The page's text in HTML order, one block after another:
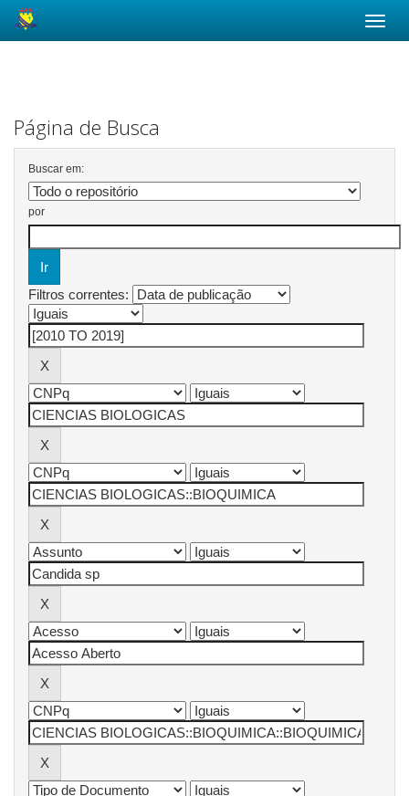
Página de Busca
Buscar em:
por
Filtros correntes: